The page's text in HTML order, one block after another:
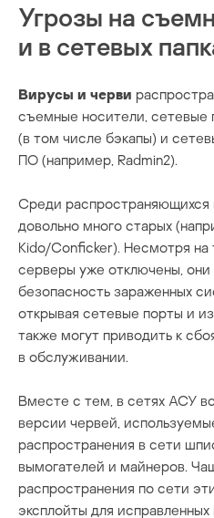
Угрозы на
и в сетевых
Вирусы и черви
съемные носители, сетевые
(в том числе бэкапы) и
ПО (например, Radmin2).
Среди распространяющихся
довольно много старых
Kido/Conficker). Несмотря на
серверы уже отключены, они
безопасность зараженных
открывая сетевые порты и
также могут приводить к
в обслуживании.
Вместе с тем, в сетях АСУ
версии червей,
распространения в сети
вымогателей и майнеров.
распространения по сети
эксплойты для